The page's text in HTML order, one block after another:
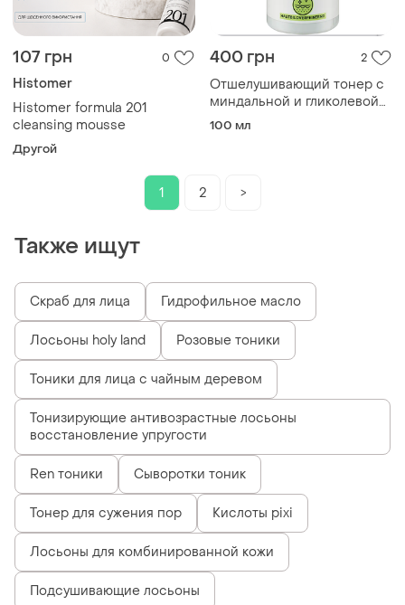
107 грн 0
Histomer
Histomer formula 201
cleansing mousse
Другой
400 грн 2
Отшелушивающий тонер с
миндальной и гликолевой
кислотами balea toner
100 мл
1 2 >
Также ищут
Скраб для лица Гидрофильное масло
Лосьоны holy land Розовые тоники
Тоники для лица с чайным деревом
Тонизирующие антивозрастные лосьоны
восстановление упругости
Ren тоники Сыворотки тоник
Тонер для сужения пор Кислоты pixi
Лосьоны для комбинированной кожи
Подсушивающие лосьоны